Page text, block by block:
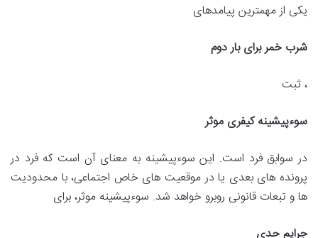
یکی از مهمترین پیامدهای
شرب خمر برای بار دوم
، ثبت
سوءپیشینه کیفری موثر
در سوابق فرد است. این سوءپیشینه به معنای آن است که فرد در
پرونده های بعدی یا در موقعیت های خاص اجتماعی، با محدودیت
ها و تبعات قانونی روبرو خواهد شد. سوءپیشینه موثر، برای
جرایم حدی